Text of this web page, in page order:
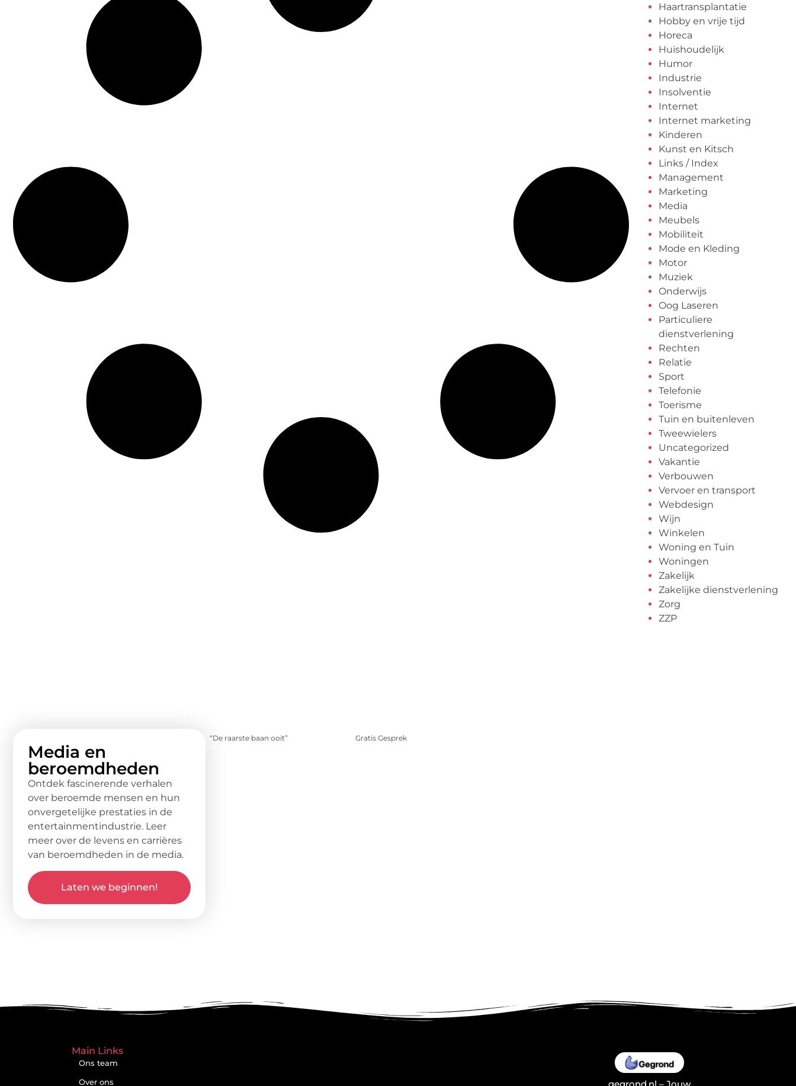
Haartransplantatie
Hobby en vrije tijd
Horeca
Huishoudelijk
Humor
Industrie
Insolventie
Internet
Internet marketing
Kinderen
Kunst en Kitsch
Links / Index
Management
Marketing
Media
Meubels
Mobiliteit
Mode en Kleding
Motor
Muziek
Onderwijs
Oog Laseren
Particuliere
dienstverlening
Rechten
Relatie
Sport
Telefonie
Toerisme
Tuin en buitenleven
Tweewielers
Uncategorized
Vakantie
Verbouwen
Vervoer en transport
Webdesign
Wijn
Winkelen
Woning en Tuin
Woningen
Zakelijk
Zakelijke dienstverlening
Zorg
ZZP
Media en
beroemdheden
Ontdek fascinerende verhalen
over beroemde mensen en hun
onvergetelijke prestaties in de
entertainmentindustrie. Leer
meer over de levens en carrières
van beroemdheden in de media.
Laten we beginnen!
“De raarste baan ooit” Gratis Gesprek
Main Links
Ons team
Over ons gegrond.nl – Jouw